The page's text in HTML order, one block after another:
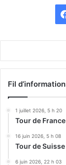
Fil
1 juillet 2026, 5 h 20
Tour de
16 juin 2026, 5 h 08
Tour de
6 juin 2026, 22 h 03